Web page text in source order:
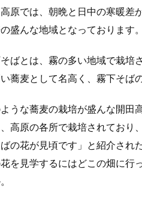
原では、朝晩と日中の寒暖差
盛んな地域となっております。
ばとは、霧の多い地域で栽培
蕎麦として名高く、霧下そば
うな蕎麦の栽培が盛んな開田
高原の各所で栽培されており
の花が見頃です」と紹介され
を見学するにはどこの畑に行